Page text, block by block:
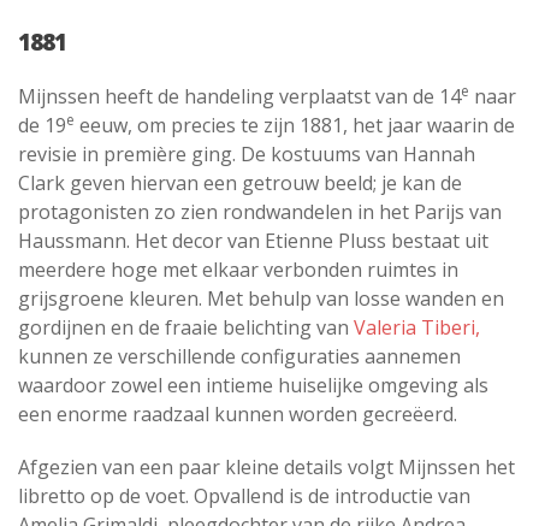
1881
Mijnssen heeft de handeling verplaatst van de 14e naar
de 19e eeuw, om precies te zijn 1881, het jaar waarin de
revisie in première ging. De kostuums van Hannah
Clark geven hiervan een getrouw beeld; je kan de
protagonisten zo zien rondwandelen in het Parijs van
Haussmann. Het decor van Etienne Pluss bestaat uit
meerdere hoge met elkaar verbonden ruimtes in
grijsgroene kleuren. Met behulp van losse wanden en
gordijnen en de fraaie belichting van Valeria Tiberi,
kunnen ze verschillende configuraties aannemen
waardoor zowel een intieme huiselijke omgeving als
een enorme raadzaal kunnen worden gecreëerd.
Afgezien van een paar kleine details volgt Mijnssen het
libretto op de voet. Opvallend is de introductie van